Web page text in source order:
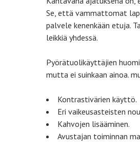
Se, että vammattomat
palvele kenenkään etuja.
leikkiä yhdessä.
Pyörätuolikäyttäjien
mutta ei suinkaan ainoa.
Kontrastivärien käyttö.
Eri vaikeusasteisten
Kahvojen lisääminen.
Avustajan toiminnan